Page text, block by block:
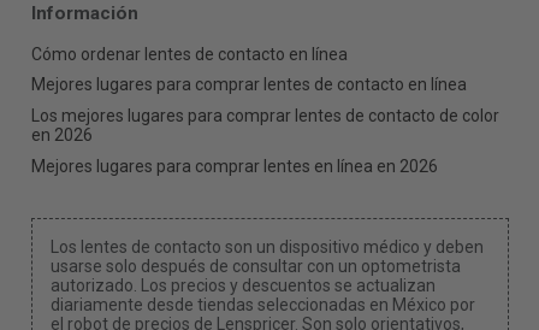
Información
Cómo ordenar lentes de contacto en línea
Mejores lugares para comprar lentes de contacto en línea
Los mejores lugares para comprar lentes de contacto de color
en 2026
Mejores lugares para comprar lentes en línea en 2026
Los lentes de contacto son un dispositivo médico y deben
usarse solo después de consultar con un optometrista
autorizado. Los precios y descuentos se actualizan
diariamente desde tiendas seleccionadas en México por
el robot de precios de Lenspricer. Son solo orientativos,